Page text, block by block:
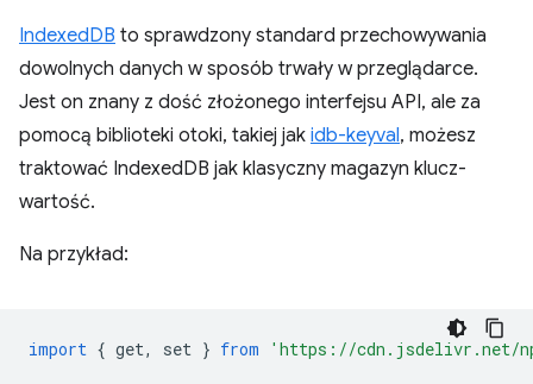
IndexedDB to sprawdzony standard przechowywania
dowolnych danych w sposób trwały w przeglądarce.
Jest on znany z dość złożonego interfejsu API, ale za
pomocą biblioteki otoki, takiej jak idb-keyval, możesz
traktować IndexedDB jak klasyczny magazyn klucz-
wartość.
Na przykład:
import { get, set } from 'https://cdn.jsdelivr.net/